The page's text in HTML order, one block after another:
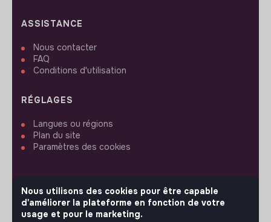
ASSISTANCE
Nous contacter
FAQ
Conditions d'utilisation
RÉGLAGES
Langues ou régions
Plan du site
Paramètres des cookies
SUIVEZ-NOUS
Nous utilisons des cookies pour être capable
d'améliorer la plateforme en fonction de votre
usage et pour le marketing.